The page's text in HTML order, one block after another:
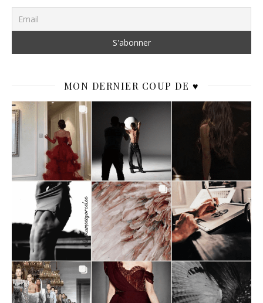
MON DERNIER COUP DE ♥️